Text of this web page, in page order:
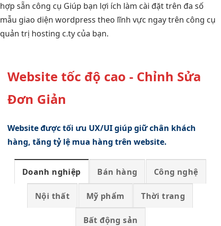
hợp sẵn công cụ Giúp bạn lợi ích làm cài đặt trên đa số
mẫu giao diện wordpress theo lĩnh vực ngay trên công cụ
quản trị hosting c.ty của bạn.
Website tốc độ cao - Chỉnh Sửa
Đơn Giản
Website được tối ưu UX/UI giúp giữ chân khách
hàng, tăng tỷ lệ mua hàng trên website.
Doanh nghiệp Bán hàng Công nghệ
Nội thất Mỹ phẩm Thời trang
Bất động sản